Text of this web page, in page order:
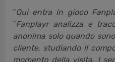
“Qui entra in gioco
“Fanplayr analizza e
anonima solo quando
cliente, studiando il
momento della visita. I